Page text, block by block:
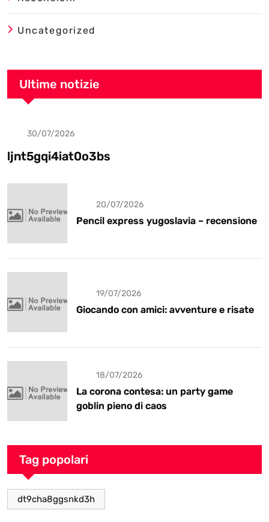
Uncategorized
Ultime notizie
Uncategorized
30/07/2026
ljnt5gqi4iat0o3bs
20/07/2026
Pencil express yugoslavia – recensione
19/07/2026
Giocando con amici: avventure e risate
18/07/2026
La corona contesa: un party game
goblin pieno di caos
Tag popolari
dt9cha8ggsnkd3h